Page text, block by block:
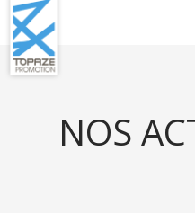
Aller
au
contenu
principal
NOS